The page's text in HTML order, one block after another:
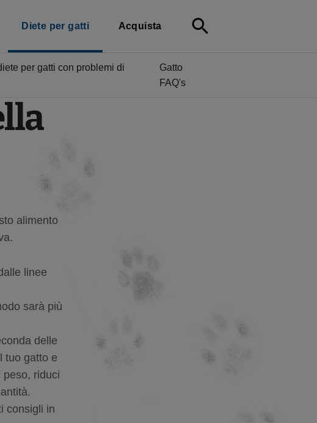
Diete per gatti Acquista search
per gatti con problemi di
Gatto
FAQ's
alimento
linee
sarà più
delle
tuo gatto e
riduci
consigli in